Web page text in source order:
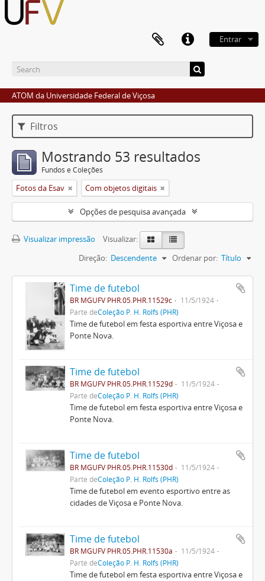
Entrar
ATOM da Universidade Federal de Viçosa
Filtros
Mostrando 53 resultados
Fundos e Coleções
Fotos da Esav Com objetos digitais
Opções de pesquisa avançada
Visualizar impressão
Visualizar:
Ordenar por: Título
Direção: Descendente
Time de futebol
BR MGUFV PHR.05.PHR.11529c
11/5/1924
Parte deColeção P. H. Rolfs (PHR)
Time de futebol em festa esportiva entre Viçosa e
Ponte Nova.
Time de futebol
BR MGUFV PHR.05.PHR.11529d
11/5/1924
Parte deColeção P. H. Rolfs (PHR)
Time de futebol em festa esportiva entre Viçosa e
Ponte Nova.
Time de futebol
BR MGUFV PHR.05.PHR.11530d
11/5/1924
Parte deColeção P. H. Rolfs (PHR)
Time de futebol em evento esportivo entre as
cidades de Viçosa e Ponte Nova.
Time de futebol
BR MGUFV PHR.05.PHR.11530a
11/5/1924
Parte deColeção P. H. Rolfs (PHR)
Time de futebol em festa esportiva entre Viçosa e